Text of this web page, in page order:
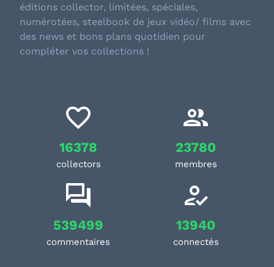
éditions collector, limitées, spéciales,
numérotées, steelbook de jeux vidéo/ films avec
des news et bons plans quotidien pour
compléter vos collections !
16378
collectors
23780
membres
539499
commentaires
13940
connectés